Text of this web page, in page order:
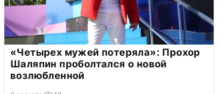
«Четырех мужей потеряла»: Прохор
Шаляпин проболтался о новой
возлюбленной